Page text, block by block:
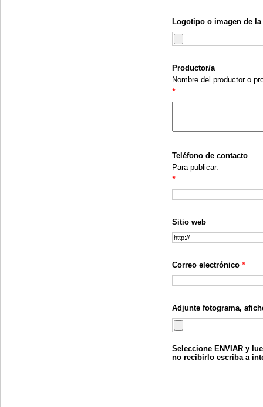
Logotipo o imagen de
Productor/a
Nombre del productor o
*
Teléfono de contacto
Para publicar.
*
Sitio web
Correo electrónico *
Adjunte fotograma,
Seleccione ENVIAR y
no recibirlo escriba a